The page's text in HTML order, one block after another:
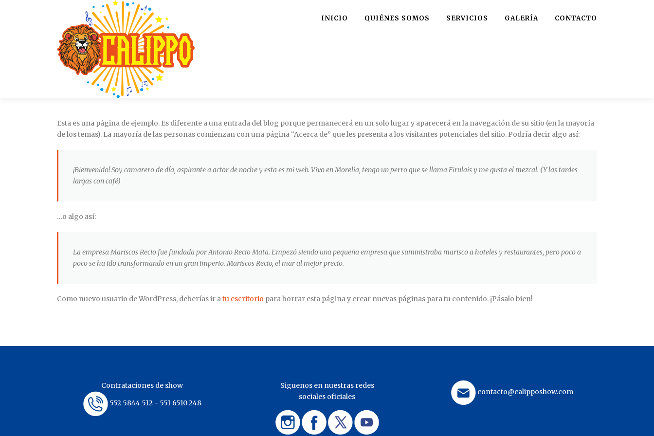
INICIO QUIÉNES SOMOS SERVICIOS GALERÍA CONTACTO
Esta es una página de ejemplo. Es diferente a una entrada del blog porque permanecerá en un solo lugar y aparecerá en la navegación de su sitio (en la mayoría
de los temas). La mayoría de las personas comienzan con una página “Acerca de” que les presenta a los visitantes potenciales del sitio. Podría decir algo así:
¡Bienvenido! Soy camarero de día, aspirante a actor de noche y esta es mi web. Vivo en Morelia, tengo un perro que se llama Firulais y me gusta el mezcal. (Y las tardes
largas con café)
…o algo así:
La empresa Mariscos Recio fue fundada por Antonio Recio Mata. Empezó siendo una pequeña empresa que suministraba marisco a hoteles y restaurantes, pero poco a
poco se ha ido transformando en un gran imperio. Mariscos Recio, el mar al mejor precio.
Como nuevo usuario de WordPress, deberías ir atu escritorio para borrar esta página y crear nuevas páginas para tu contenido. ¡Pásalo bien!
Contrataciones de show
552 5844 512 - 551 6510 248
Siguenos en nuestras redes
sociales oficiales
contacto@calipposhow.com